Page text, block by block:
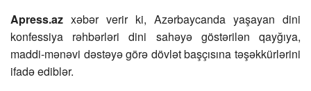
Apress.az xəbər verir ki, Azərbaycanda yaşayan dini
konfessiya rəhbərləri dini sahəyə göstərilən qayğıya,
maddi-mənəvi dəstəyə görə dövlət başçısına təşəkkürlərini
ifadə ediblər.